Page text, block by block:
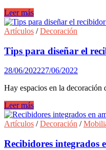
en
2024
Cómo
enamorar
a
invitados
con
el
recibidor
de
casa
Leer más
Artículos /Decoración
Tips para diseñar el
28/06/202227/06/2022
Hay espacios en la decoración
Tips
para
diseñar
recibidor
Leer más
Artículos /Decoración /
Recibidores integrados